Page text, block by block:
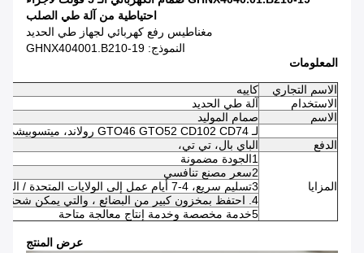
احتياطية من آلة طي الصلب
مغناطيس رفع كهربائي لجهاز طي الحديد
النموذج: GHNX404001.B210-19
المعلومات
الاسم التجاري
كاييه
الاستخدام
آلة طي الحديد
الاسم
صمام الموليد
لـ GTO46 GTO52 CD102 CD74 رولاند، ميتسوبيشي، كوموري، KBA، ريوبي، ستال
الدفع
الباي بال، تي تي،
المزايا
1الجودة مضمونة
2سعر مصنع تنافسي
3تسليم سريع، 4-7 أيام عمل إلى الولايات المتحدة / المملكة المتحدة / الاتحاد الأوروبي
4. احتفظ بمخزون كبير من البضائع ، والتي يمكن شحنها في 24-48 ساعة بعد تأكيد الدفع
5خدمة مخصصة وخدمة إنتاج معالجة متاحة
عرض المنتج